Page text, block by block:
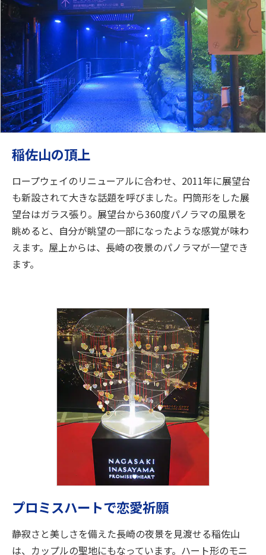
稲佐山の頂上
ロープウェイのリニューアルに合わせ、2011年に展望台
も新設されて大きな話題を呼びました。円筒形をした展
望台はガラス張り。展望台から360度パノラマの風景を
眺めると、自分が眺望の一部になったような感覚が味わ
えます。屋上からは、長崎の夜景のパノラマが一望でき
ます。
プロミスハートで恋愛祈願
静寂さと美しさを備えた長崎の夜景を見渡せる稲佐山
は、カップルの聖地にもなっています。ハート形のモニ